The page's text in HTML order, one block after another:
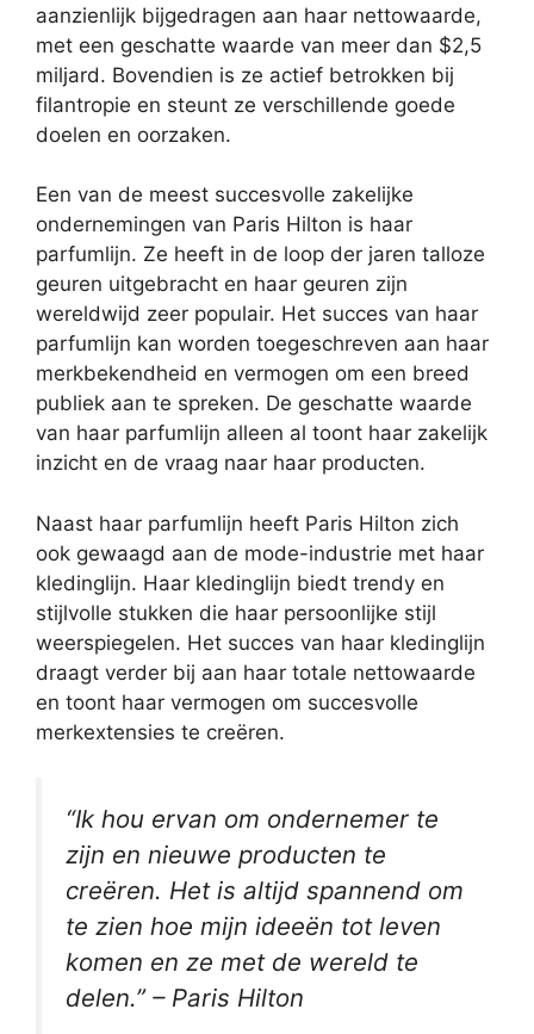
aanzienlijk bijgedragen aan haar nettowaarde,
met een geschatte waarde van meer dan $2,5
miljard. Bovendien is ze actief betrokken bij
filantropie en steunt ze verschillende goede
doelen en oorzaken.
Een van de meest succesvolle zakelijke
ondernemingen van Paris Hilton is haar
parfumlijn. Ze heeft in de loop der jaren talloze
geuren uitgebracht en haar geuren zijn
wereldwijd zeer populair. Het succes van haar
parfumlijn kan worden toegeschreven aan haar
merkbekendheid en vermogen om een breed
publiek aan te spreken. De geschatte waarde
van haar parfumlijn alleen al toont haar zakelijk
inzicht en de vraag naar haar producten.
Naast haar parfumlijn heeft Paris Hilton zich
ook gewaagd aan de mode-industrie met haar
kledinglijn. Haar kledinglijn biedt trendy en
stijlvolle stukken die haar persoonlijke stijl
weerspiegelen. Het succes van haar kledinglijn
draagt verder bij aan haar totale nettowaarde
en toont haar vermogen om succesvolle
merkextensies te creëren.
“Ik hou ervan om ondernemer te
zijn en nieuwe producten te
creëren. Het is altijd spannend om
te zien hoe mijn ideeën tot leven
komen en ze met de wereld te
delen.” – Paris Hilton